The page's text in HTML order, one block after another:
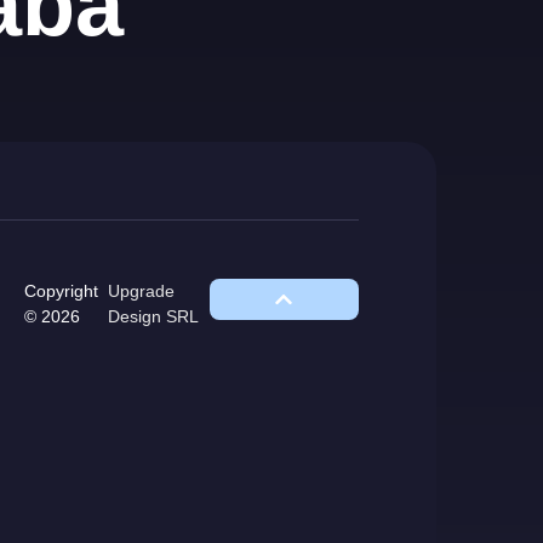
Copyright
© 2026
Upgrade
Design SRL